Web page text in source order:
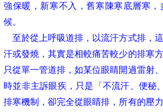
強保暖，新寒不入，舊寒陳寒底層寒
候。
至於從上呼吸道排，以流汗方式排，
汗或發燒，其實是相較痛苦較少的排寒
只從單一管道排，如某位眼睛開過雷射
時並非主訴眼疾，只是「不流汗、便秘
排寒機制，卻完全從眼睛排，所有的壓